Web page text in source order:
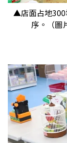
▲店面占地300
序。（圖